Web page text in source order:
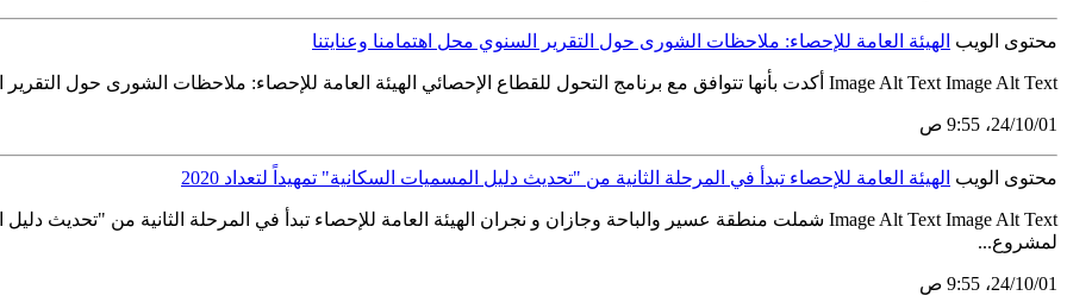
محتوى الويب الهيئة العامة للإحصاء: ملاحظات الشورى حول التقرير السنوي محل اهتمامنا وعنايتنا
Image Alt Text Image Alt Text أكدت بأنها تتوافق مع برنامج التحول للقطاع الإحصائي الهيئة العامة للإحصاء: ملاحظات الشورى حول التقرير السنوي محل اهتمامنا وعنايتنا تقدمت الهيئة العامة للإحصاء بالشكر...
01‏/10‏/24، 9:55 ص
محتوى الويب الهيئة العامة للإحصاء تبدأ في المرحلة الثانية من "تحديث دليل المسميات السكانية" تمهيداً لتعداد 2020
لمشروع...
01‏/10‏/24، 9:55 ص